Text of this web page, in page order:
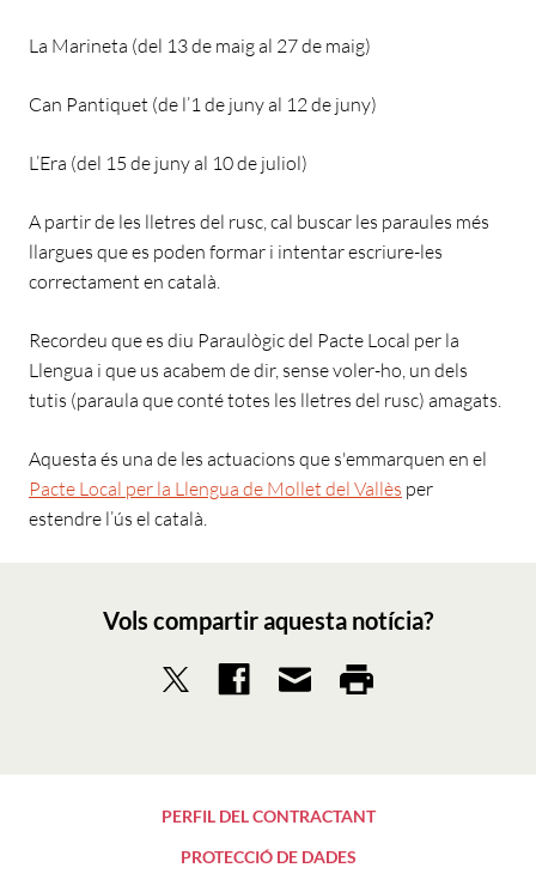
La Marineta (del 13 de maig al 27 de maig)
Can Pantiquet (de l’1 de juny al 12 de juny)
L’Era (del 15 de juny al 10 de juliol)
A partir de les lletres del rusc, cal buscar les paraules més
llargues que es poden formar i intentar escriure-les
correctament en català.
Recordeu que es diu Paraulògic del Pacte Local per la
Llengua i que us acabem de dir, sense voler-ho, un dels
tutis (paraula que conté totes les lletres del rusc) amagats.
Aquesta és una de les actuacions que s'emmarquen en el
Pacte Local per la Llengua de Mollet del Vallès per
estendre l’ús el català.
Vols compartir aquesta notícia?
PERFIL DEL CONTRACTANT
PROTECCIÓ DE DADES